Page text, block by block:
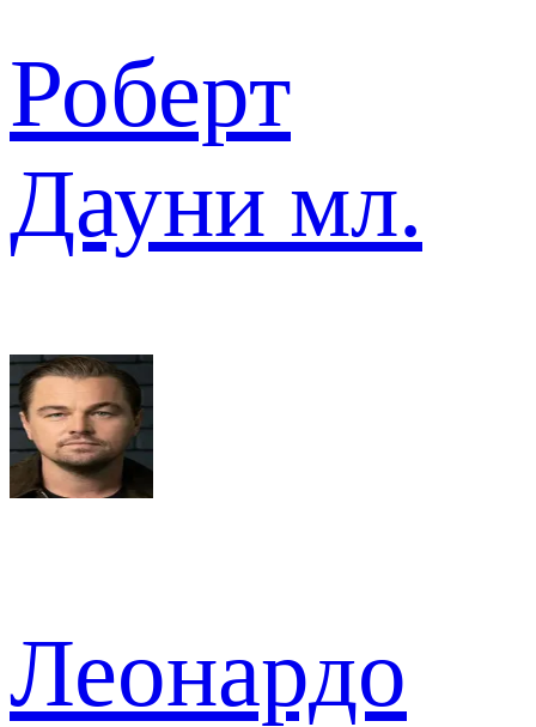
Роберт
Дауни мл.
Леонардо